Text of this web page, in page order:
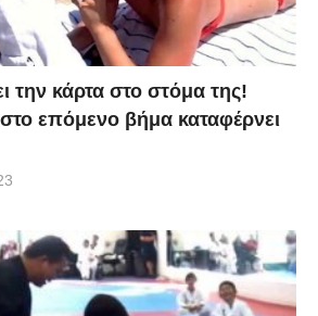
την κάρτα στο στόμα της!
επόμενο βήμα καταφέρνει